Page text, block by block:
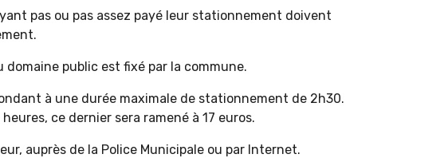
pas ou pas assez payé leur stationnement doivent
public est fixé par la commune.
à une durée maximale de stationnement de 2h30.
ce dernier sera ramené à 17 euros.
auprès de la Police Municipale ou par Internet.